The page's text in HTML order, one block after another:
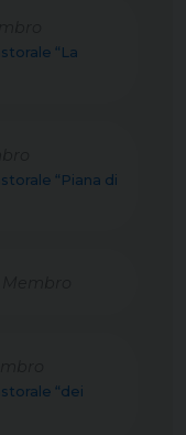
“La
“Piana di
“dei